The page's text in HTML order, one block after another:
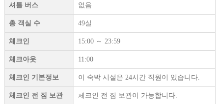
셔틀 버스 없음
총 객실 수 49실
체크인 15:00 ～ 23:59
체크아웃 11:00
체크인 기본정보 이 숙박 시설은 24시간 직원이 있습니다.
체크인 전 짐 보관 체크인 전 짐 보관이 가능합니다.